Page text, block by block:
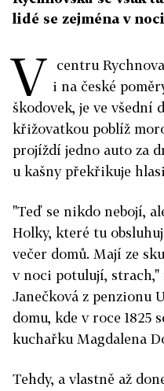
lidé se zejména v
V
centru
i na české
škodovek, je ve všední
křižovatkou poblíž
projíždí jedno auto za
u kašny překřikuje
"Teď se nikdo nebojí,
Holky, které tu
večer domů. Mají ze
v noci potulují,
Janečková z penzionu
domu, kde v roce 1825
kuchařku Magdalena
Tehdy, a vlastně až